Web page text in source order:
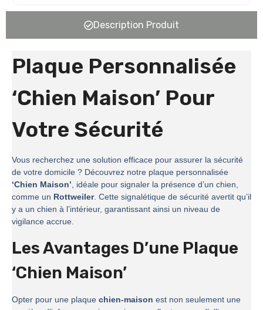
Description Produit
Plaque Personnalisée
‘Chien Maison’ Pour
Votre Sécurité
Vous recherchez une solution efficace pour assurer la sécurité
de votre domicile ? Découvrez notre plaque personnalisée
‘Chien Maison’, idéale pour signaler la présence d’un chien,
comme un Rottweiler. Cette signalétique de sécurité avertit qu’il
y a un chien à l’intérieur, garantissant ainsi un niveau de
vigilance accrue.
Les Avantages D’une Plaque
‘Chien Maison’
Opter pour une plaque chien-maison est non seulement une